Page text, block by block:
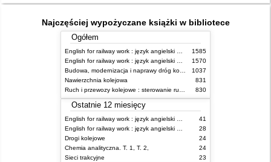
Najczęściej wypożyczane książki w bibliotece
Ogółem
English for railway work : język angielski dla kolejarzy - podręcznik dla początkujących
1585
English for railway work : język angielski dla kolejarzy - podręcznik dla zaawansowanych
1570
Budowa, modernizacja i naprawy dróg kolejowych
1037
Nawierzchnia kolejowa
831
Ruch i przewozy kolejowe : sterowanie ruchem
830
Ostatnie 12 miesięcy
English for railway work : język angielski dla kolejarzy - podręcznik dla zaawansowanych
41
English for railway work : język angielski dla kolejarzy - podręcznik dla początkujących
28
Drogi kolejowe
24
Chemia analityczna. T. 1, T. 2,
24
Sieci trakcyjne
23